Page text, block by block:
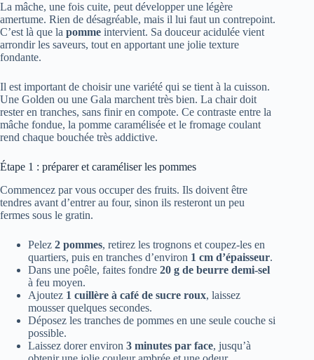
La mâche, une fois cuite, peut développer une légère
amertume. Rien de désagréable, mais il lui faut un contrepoint.
C’est là que la pomme intervient. Sa douceur acidulée vient
arrondir les saveurs, tout en apportant une jolie texture
fondante.
Il est important de choisir une variété qui se tient à la cuisson.
Une Golden ou une Gala marchent très bien. La chair doit
rester en tranches, sans finir en compote. Ce contraste entre la
mâche fondue, la pomme caramélisée et le fromage coulant
rend chaque bouchée très addictive.
Étape 1 : préparer et caraméliser les pommes
Commencez par vous occuper des fruits. Ils doivent être
tendres avant d’entrer au four, sinon ils resteront un peu
fermes sous le gratin.
Pelez 2 pommes, retirez les trognons et coupez-les en
quartiers, puis en tranches d’environ 1 cm d’épaisseur.
Dans une poêle, faites fondre 20 g de beurre demi-sel
à feu moyen.
Ajoutez 1 cuillère à café de sucre roux, laissez
mousser quelques secondes.
Déposez les tranches de pommes en une seule couche si
possible.
Laissez dorer environ 3 minutes par face, jusqu’à